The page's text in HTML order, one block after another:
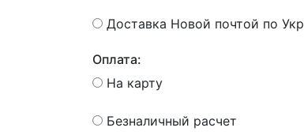
Доставка Новой почтой по
Оплата:
На карту
Безналичный расчет